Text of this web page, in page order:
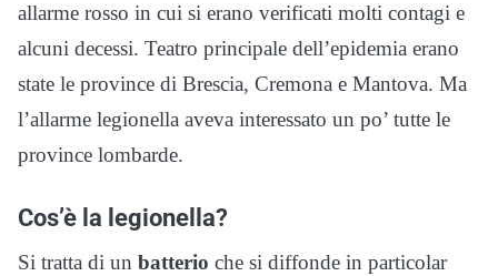
allarme rosso in cui si erano verificati molti contagi e
alcuni decessi. Teatro principale dell’epidemia erano
state le province di Brescia, Cremona e Mantova. Ma
l’allarme legionella aveva interessato un po’ tutte le
province lombarde.
Cos’è la legionella?
Si tratta di un batterio che si diffonde in particolar